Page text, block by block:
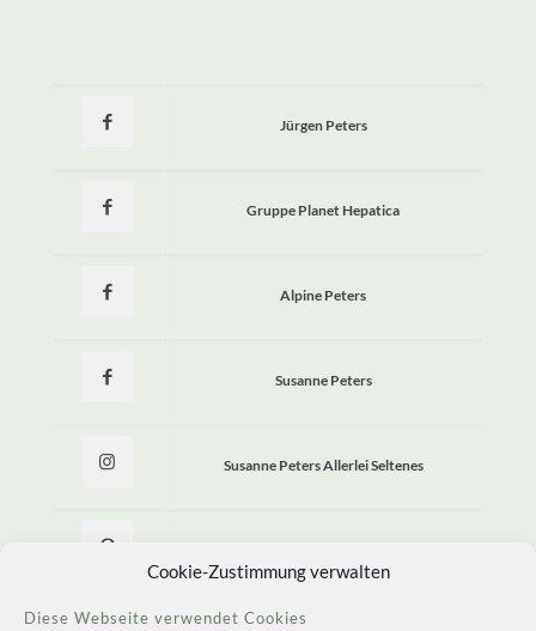
Cookie-Zustimmung verwalten
Diese Webseite verwendet Cookies
Jürgen Peters
Gruppe Planet Hepatica
Alpine Peters
Susanne Peters
Susanne Peters Allerlei Seltenes